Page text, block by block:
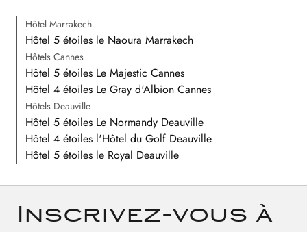
Hôtel Marrakech
Hôtel 5 étoiles le Naoura Marrakech
Hôtels Cannes
Hôtel 5 étoiles Le Majestic Cannes
Hôtel 4 étoiles Le Gray d'Albion Cannes
Hôtels Deauville
Hôtel 5 étoiles Le Normandy Deauville
Hôtel 4 étoiles l'Hôtel du Golf Deauville
Hôtel 5 étoiles le Royal Deauville
Inscrivez-vous à